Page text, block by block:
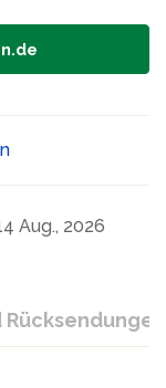
Aug., 2026